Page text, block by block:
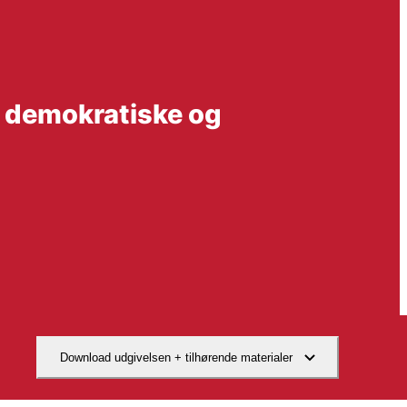
og
Download udgivelsen + tilhørende materialer